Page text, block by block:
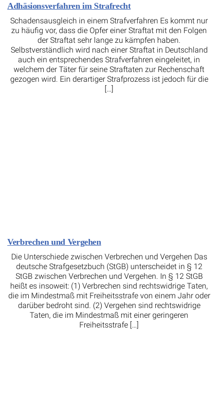
Adhäsionsverfahren im Strafrecht
Schadensausgleich in einem Strafverfahren Es kommt nur
zu häufig vor, dass die Opfer einer Straftat mit den Folgen
der Straftat sehr lange zu kämpfen haben.
Selbstverständlich wird nach einer Straftat in Deutschland
auch ein entsprechendes Strafverfahren eingeleitet, in
welchem der Täter für seine Straftaten zur Rechenschaft
gezogen wird. Ein derartiger Strafprozess ist jedoch für die
[…]
Verbrechen und Vergehen
Die Unterschiede zwischen Verbrechen und Vergehen Das
deutsche Strafgesetzbuch (StGB) unterscheidet in § 12
StGB zwischen Verbrechen und Vergehen. In § 12 StGB
heißt es insoweit: (1) Verbrechen sind rechtswidrige Taten,
die im Mindestmaß mit Freiheitsstrafe von einem Jahr oder
darüber bedroht sind. (2) Vergehen sind rechtswidrige
Taten, die im Mindestmaß mit einer geringeren
Freiheitsstrafe […]